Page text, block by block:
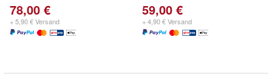
78,00 €
+ 5,90 € Versand
59,00 €
+ 4,90 € Versand